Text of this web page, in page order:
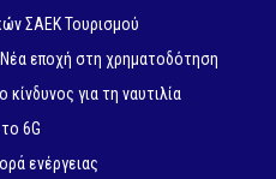
ΣΑΕΚ Τουρισμού
Νέα εποχή στη χρηματοδότηση
για τη ναυτιλία
6G
ενέργειας